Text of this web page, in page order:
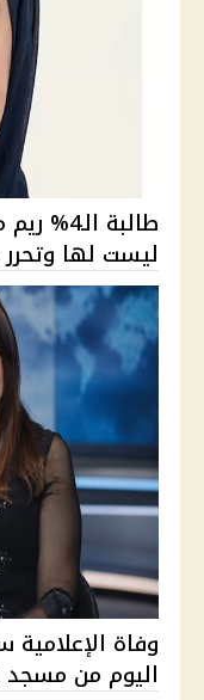
طالبة
ليست لها
وفاة الإعلامية
اليوم من مسجد